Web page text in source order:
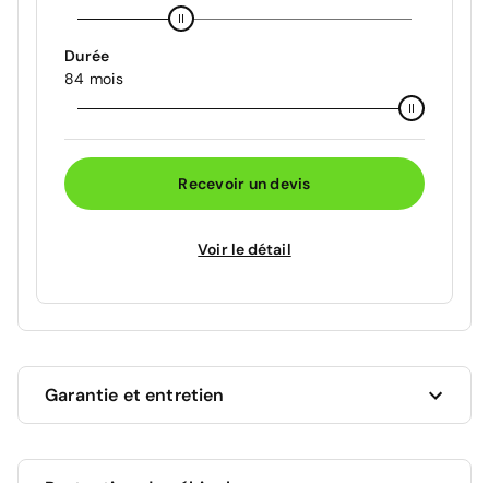
Durée
84 mois
Recevoir un devis
Voir le détail
Garantie et entretien